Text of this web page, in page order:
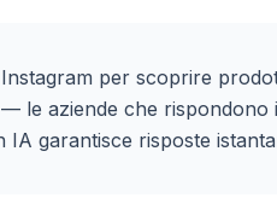
per scoprire
le aziende che rispondono
garantisce risposte